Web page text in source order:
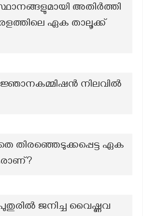
അതിർത്തി
ഏക താലൂക്ക്
നിലവിൽ
തിരഞ്ഞെടുക്കപ്പെട്ട ഏക
ജനിച്ച വൈഷ്ണവ